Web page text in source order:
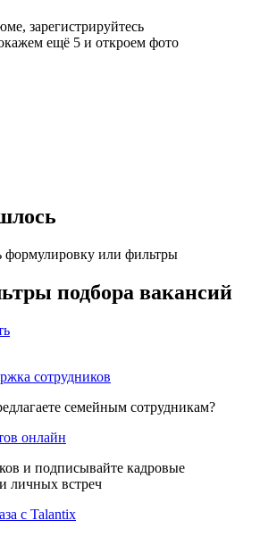
зарегистрируйтесь
ещё 5 и откроем фото
формулировку или фильтры
подбора вакансий
сотрудников
семейным сотрудникам?
онлайн
и подписывайте кадровые
личных встреч
с Talantix